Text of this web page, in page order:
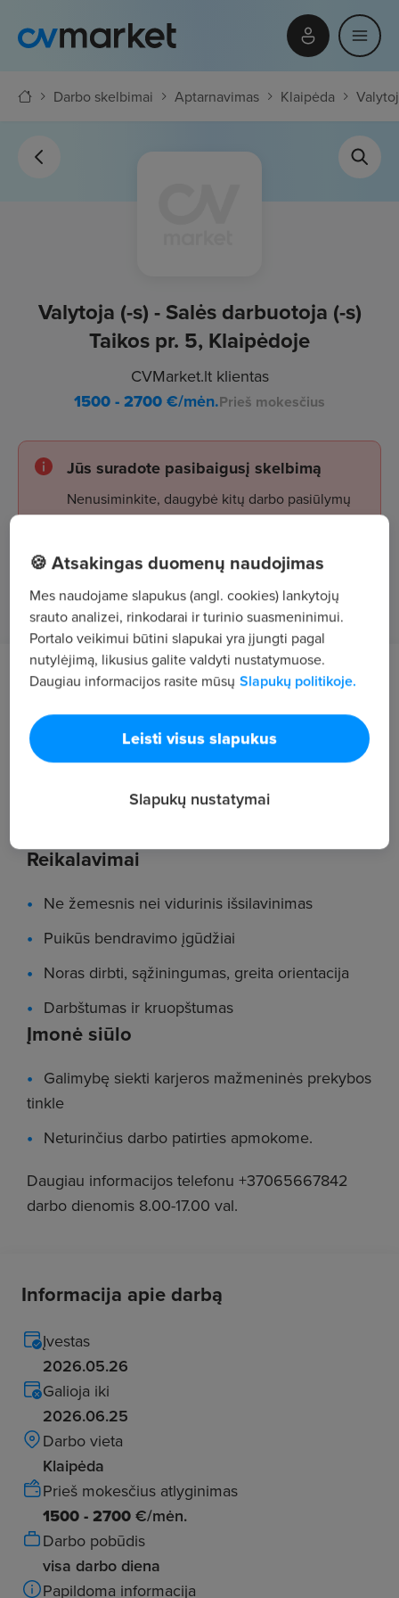
Darbo skelbimai Aptarnavimas Klaipėda
Valytoja (-s) - Salės darbuotoja (-s)
Taikos pr. 5, Klaipėdoje
CVMarket.lt klientas
1500 - 2700€/mėn.Prieš mokesčius
Jūs suradote pasibaigusį skelbimą
Nenusiminkite, daugybė kitų darbo pasiūlymų
laukia jūsų!
Žiūrėti skelbimus
Darbo aprašymas
Pareigos - plataus profilio darbuotojas (-a)
Parduotuvės plotų valymas, priežiūra
Prekių krovimas, tvarkymas
Reikalavimai
Ne žemesnis nei vidurinis išsilavinimas
Puikūs bendravimo įgūdžiai
Noras dirbti, sąžiningumas, greita orientacija
Darbštumas ir kruopštumas
Įmonė siūlo
Galimybę siekti karjeros mažmeninės prekybos
tinkle
Neturinčius darbo patirties apmokome.
Daugiau informacijos telefonu +37065667842
darbo dienomis 8.00-17.00 val.
Informacija apie darbą
Įvestas
2026.05.26
Galioja iki
2026.06.25
Darbo vieta
Klaipėda
Prieš mokesčius atlyginimas
1500 - 2700 €/mėn.
Darbo pobūdis
visa darbo diena
Papildoma informacija
🍪 Atsakingas duomenų naudojimas
Mes naudojame slapukus (angl. cookies) lankytojų
srauto analizei, rinkodarai ir turinio suasmeninimui.
Portalo veikimui būtini slapukai yra įjungti pagal
nutylėjimą, likusius galite valdyti nustatymuose.
Daugiau informacijos rasite mūsų Slapukų politikoje.
Leisti visus slapukus
Slapukų nustatymai